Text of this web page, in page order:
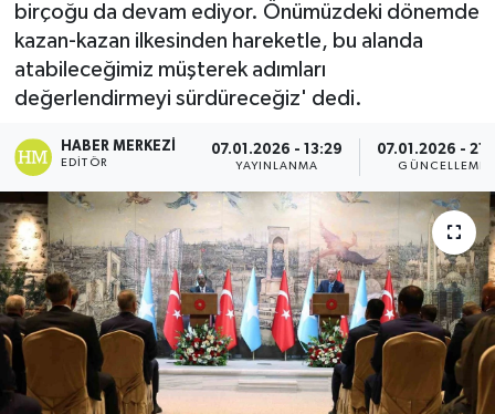
birçoğu da devam ediyor. Önümüzdeki dönemde
kazan-kazan ilkesinden hareketle, bu alanda
atabileceğimiz müşterek adımları
değerlendirmeyi sürdüreceğiz' dedi.
HABER MERKEZI
EDITÖR
07.01.2026 - 13:29
YAYINLANMA
07.01.2026 -
GÜNCELLEME
Polatlı
Gordion